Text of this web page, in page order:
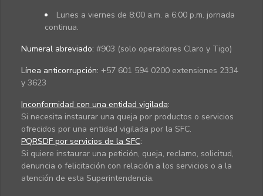
Lunes a viernes de 8:00 a.m. a 6:00 p.m. jornada
continua.
Numeral abreviado: #903 (solo operadores Claro y Tigo)
Línea anticorrupción: +57 601 594 0200 extensiones 2334
y 3623
Inconformidad con una entidad vigilada:
Si necesita instaurar una queja por productos o servicios
ofrecidos por una entidad vigilada por la SFC.
PQRSDF por servicios de la SFC:
Si quiere instaurar una petición, queja, reclamo, solicitud,
denuncia o felicitación con relación a los servicios o a la
atención de esta Superintendencia.